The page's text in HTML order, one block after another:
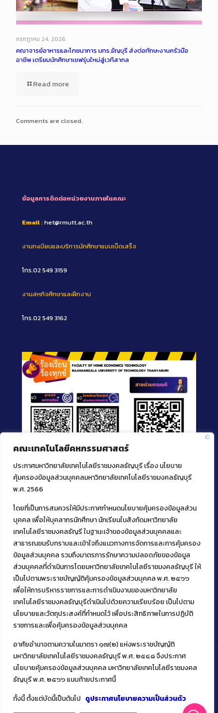
คณะเทคโนโลยีคหกรรมศาสตร์
ประกาศมหาวิทยาลัยเทคโนโลยีราชมงคลธัญบุรี เรื่อง นโยบาย
คุ้มครองข้อมูลส่วนบุคคลมหาวิทยาลัยเทคโนโลยีราชมงคลธัญบุรี
พ.ศ. 2566
โดยที่เป็นการสมควรให้มีประกาศกำหนดนโยบายคุ้มครองข้อมูลส่วน
บุคคล เพื่อให้บุคลากรนักศึกษา นักเรียนในสังกัดมหาวิทยาลัย
เทคโนโลยีราชมงคลธัญรี ในฐานะเจ้าของข้อมูลส่วนบุคคลและ
สาธารณชนรับทราบและเข้าใจถึงแนวทางการจัดการและการคุ้มครอง
ข้อมูลส่วนบุคคล รวมถึงมาตรการรักษาความปลอดภัยของข้อมูล
ส่วนบุคคลที่ดำเนินการโดยมหาวิทยาลัยเทคโนโลยีราชมงคลธัญบุรี ให้
เป็นไปตามพระราชบัญญัติคุ้มครองข้อมูลส่วนบุคคล พ.ศ. ๒๕๖๖
เพื่อให้การบริหารราชการและการดำเนินงานของมหาวิทยาลัย
เทคโนโลยีราชมงคลธัญบุรีดำเนินไปด้วยความเรียบร้อย เป็นไปตาม
นโยบายและวัตถุประสงค์ที่กำหนดไว้ เพื่อประสิทธิภาพในการปฏิบัติ
ราชการและเพื่อคุ้มครองข้อมูลส่วนบุคคล
อาศัยอำนาจตามความในมาตรา ๑๗(๒) แห่งพระราชบัญญัติ
มหาวิทยาลัยเทคโนโลยีราชมงคลธัญบุรี พ.ศ. ๒๕๔๘ จึงประกาศ
นโยบายคุ้มครองข้อมูลส่วนบุคคล มหาวิทยาลัยเทคโนโลยีราชมงคล
ธัญบุรี พ.ศ. ๒๕๖๖ แนบท้ายประกาศนี้
ทั้งนี้ ตั้งแต่บัดนี้เป็นต้นไป ดูประกาศนโยบายความเป็นส่วนตัว
กรกฎาคม 24, 2026
คณาจารย์อาหารและโภชนาการ มทร.ธัญบุรี ส่งต่อทักษะงานครัวมือ
อาชีพ เตรียมนักศึกษาเชฟรุ่นใหม่สู่เวทีสากล
Read more
Comments are closed.
ข้อมูลการติดต่อหน่วยงานภายในคณะ
Email: het@rmutt.ac.th
งานทะเบียนและบริการนักศึกษาแบบเบ็ดเสร็จ
โทร.02 549 3159
งานสหกิจศึกษาและฝึกงาน
โทร.02 549 3162
ติดต่อคณะเทคโนโลยีคหกรรมศาสตร์
39 หมู่ 1
ต.คลองหก อ. คลองหลวง
จ.ปทุมธานี 12120
โทร 02 549 3161
Facebook
Instagram
Mail
Copyright ©️ 2022 คณะเทคโนโลยีคหกรรมศาสตร์ มหาวิทยาลัย
เทคโนโลยีราชมงคลธัญบุรี